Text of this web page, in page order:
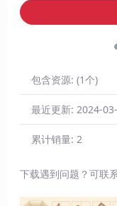
包含资源: (1个)
最近更新: 2024-
累计销量: 2
下载遇到问题？可联